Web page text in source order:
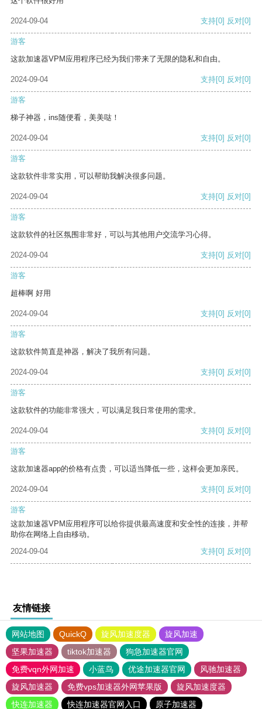
2024-09-04 支持[0] 反对[0]
游客
这款加速器VPM应用程序已经为我们带来了无限的隐私和自由。
2024-09-04 支持[0] 反对[0]
游客
梯子神器，ins随便看，美美哒！
2024-09-04 支持[0] 反对[0]
游客
这款软件非常实用，可以帮助我解决很多问题。
2024-09-04 支持[0] 反对[0]
游客
这款软件的社区氛围非常好，可以与其他用户交流学习心得。
2024-09-04 支持[0] 反对[0]
游客
超棒啊 好用
2024-09-04 支持[0] 反对[0]
游客
这款软件简直是神器，解决了我所有问题。
2024-09-04 支持[0] 反对[0]
游客
这款软件的功能非常强大，可以满足我日常使用的需求。
2024-09-04 支持[0] 反对[0]
游客
这款加速器app的价格有点贵，可以适当降低一些，这样会更加亲民。
2024-09-04 支持[0] 反对[0]
游客
这款加速器VPM应用程序可以给你提供最高速度和安全性的连接，并帮
助你在网络上自由移动。
2024-09-04
支持[0] 反对[0]
友情链接
网站地图 QuickQ 旋风加速度器
旋风加速
坚果加速器
tiktok加速器
狗急加速器官网
免费vqn外网加速
小蓝鸟 优途加速器官网
风驰加速器
旋风加速器
免费vps加速器外网苹果版
旋风加速度器
快连加速器
快连加速器官网入口 原子加速器